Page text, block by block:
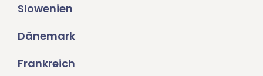
Slowenien
Dänemark
Frankreich